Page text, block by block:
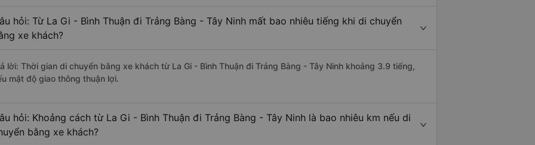
hỏi: Từ La Gi - Bình Thuận đi Trảng Bàng - Tây Ninh mất bao nhiêu tiếng khi di chuyển
xe khách?
lời: Thời gian di chuyển bằng xe khách từ La Gi - Bình Thuận đi Trảng Bàng - Tây Ninh khoảng 3.9 tiếng,
mật độ giao thông thuận lợi.
hỏi: Khoảng cách từ La Gi - Bình Thuận đi Trảng Bàng - Tây Ninh là bao nhiêu km nếu di
bằng xe khách?